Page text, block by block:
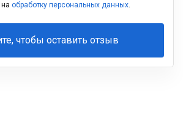
обработку персональных данных.
чтобы оставить отзыв